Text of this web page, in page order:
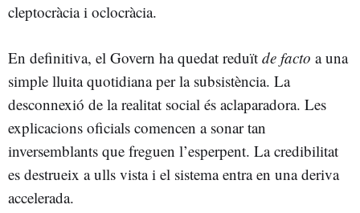
cleptocràcia i oclocràcia.
En definitiva, el Govern ha quedat reduït de facto a una
simple lluita quotidiana per la subsistència. La
desconnexió de la realitat social és aclaparadora. Les
explicacions oficials comencen a sonar tan
inversemblants que freguen l’esperpent. La credibilitat
es destrueix a ulls vista i el sistema entra en una deriva
accelerada.